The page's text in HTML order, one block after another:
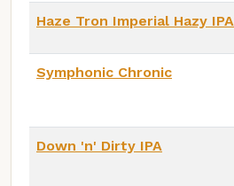
Haze Tron Imperial Hazy IPA
Symphonic Chronic
Down 'n' Dirty IPA